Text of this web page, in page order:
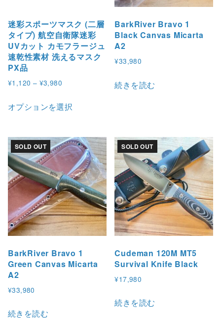
迷彩スポーツマスク (二層
タイプ) 航空自衛隊迷彩
UVカット カモフラージュ
速乾性素材 洗えるマスク
PX品
¥1,120 – ¥3,980
帯
1
,
2
0
–
¥
3
,
8
0
オプションを選択の
品
に
は
複
数
の
バ
リ
ー
BarkRiver Bravo 1
Black Canvas Micarta
A2
¥33,980
続きを読む
SOLD OUT
BarkRiver Bravo 1
Green Canvas Micarta
A2
¥33,980
続きを読む
SOLD OUT
Cudeman 120M MT5
Survival Knife Black
¥17,980
続きを読む